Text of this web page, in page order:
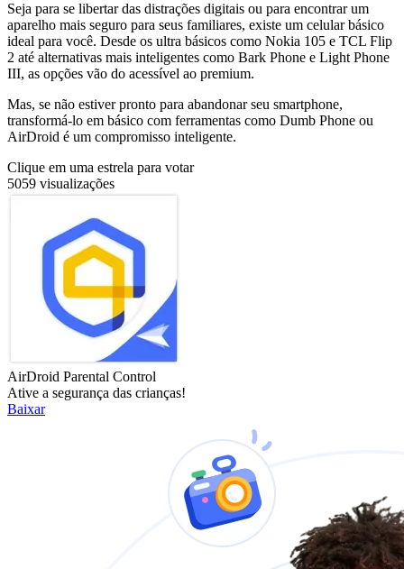
Seja para se libertar das distrações digitais ou para encontrar um
aparelho mais seguro para seus familiares, existe um celular básico
ideal para você. Desde os ultra básicos como Nokia 105 e TCL Flip
2 até alternativas mais inteligentes como Bark Phone e Light Phone
III, as opções vão do acessível ao premium.
Mas, se não estiver pronto para abandonar seu smartphone,
transformá-lo em básico com ferramentas como Dumb Phone ou
AirDroid é um compromisso inteligente.
Clique em uma estrela para votar
5059 visualizações
AirDroid Parental Control
Ative a segurança das crianças!
Baixar